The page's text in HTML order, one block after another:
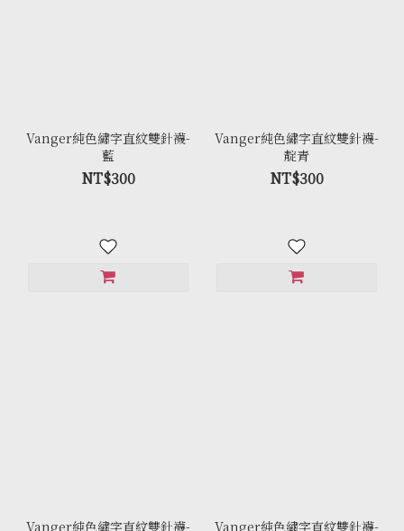
Vanger純色繡字直紋雙針襪-
藍
NT$300
Vanger純色繡字直紋雙針襪-
靛青
NT$300
Vanger純色繡字直紋雙針襪- Vanger純色繡字直紋雙針襪-